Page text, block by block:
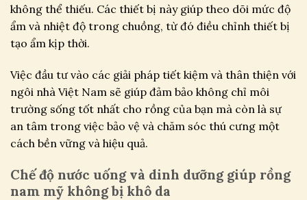
không thể thiếu. Các thiết bị này giúp theo dõi mức độ
ẩm và nhiệt độ trong chuồng, từ đó điều chỉnh thiết bị
tạo ẩm kịp thời.
Việc đầu tư vào các giải pháp tiết kiệm và thân thiện với
ngôi nhà Việt Nam sẽ giúp đảm bảo không chỉ môi
trường sống tốt nhất cho rồng của bạn mà còn là sự
an tâm trong việc bảo vệ và chăm sóc thú cưng một
cách bền vững và hiệu quả.
Chế độ nước uống và dinh dưỡng giúp rồng
nam mỹ không bị khô da